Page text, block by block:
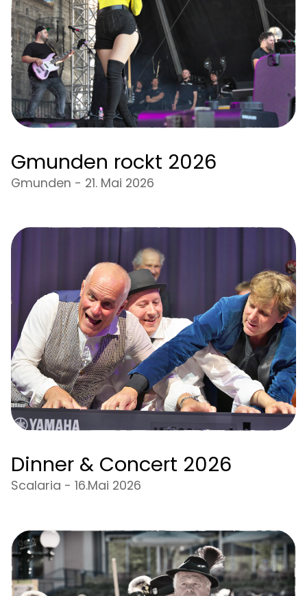
Gmunden rockt 2026
Gmunden - 21. Mai 2026
Dinner & Concert 2026
Scalaria - 16.Mai 2026